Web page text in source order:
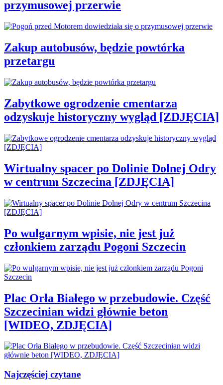
przymusowej przerwie
Zakup autobusów, będzie powtórka
przetargu
Zabytkowe ogrodzenie cmentarza
odzyskuje historyczny wygląd [ZDJĘCIA]
Wirtualny spacer po Dolinie Dolnej Odry
w centrum Szczecina [ZDJĘCIA]
Po wulgarnym wpisie, nie jest już
członkiem zarządu Pogoni Szczecin
Plac Orła Białego w przebudowie. Część
Szczecinian widzi głównie beton
[WIDEO, ZDJĘCIA]
Najczęściej czytane